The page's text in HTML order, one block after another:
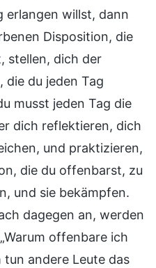
erlangen willst, dann
Disposition, die
stellen, dich der
die du jeden Tag
musst jeden Tag die
dich reflektieren, dich
und praktizieren,
die du offenbarst, zu
und sie bekämpfen.
dagegen an, werden
offenbare ich
tun andere Leute das